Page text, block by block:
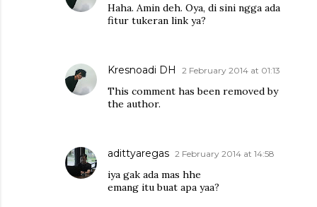
Haha. Amin deh. Oya, di sini ngga ada
fitur tukeran link ya?
Kresnoadi DH 2 February 2014 at 01:13
This comment has been removed by
the author.
adittyaregas 2 February 2014 at 14:58
iya gak ada mas hhe
emang itu buat apa yaa?